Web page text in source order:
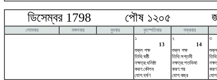
ডিসেম্বর 1798 পৌষ ১২০৫
সোমবার মঙ্গলবার বুধবার বৃহস্পতিবার
শুক্রবার
১
13
শুক্ল পক্ষ
তিথি:ষষ্ঠী
নক্ষত্র:ধনিষ্ঠা
করণ:কৌলব
যোগ:হর্ষণ
২
14
শুক্ল পক্ষ
তিথি:সপ্তমী
নক্ষত্র:শতভিষ‌া
করণ:গর
যোগ:বজ্র
৩